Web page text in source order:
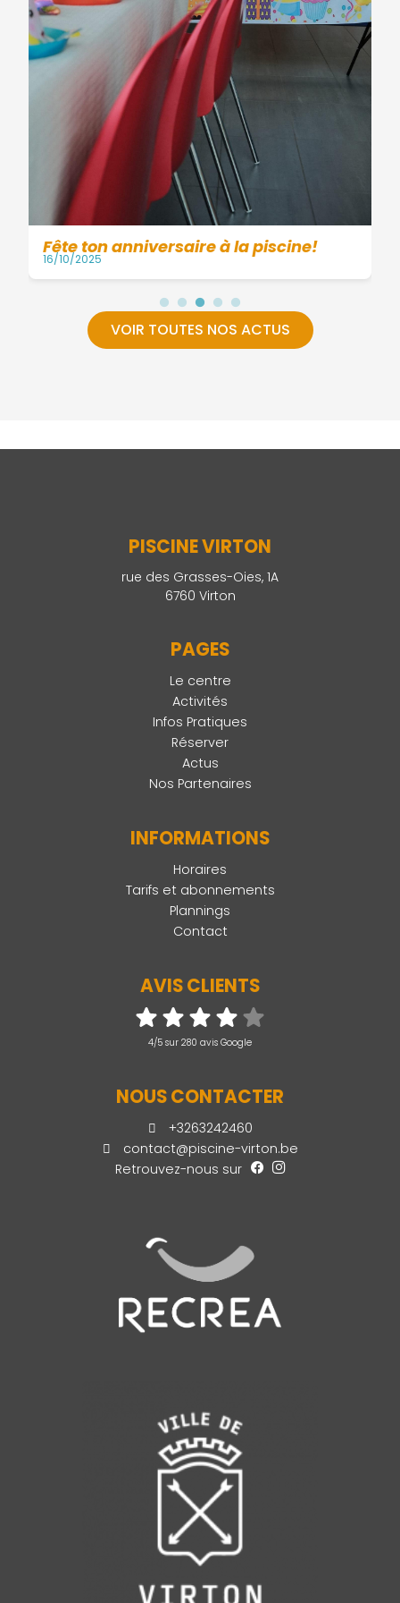
Fête ton anniversaire à la piscine!
16/10/2025
VOIR TOUTES NOS ACTUS
PISCINE VIRTON
rue des Grasses-Oies, 1A
6760 Virton
PAGES
Le centre
Activités
Infos Pratiques
Réserver
Actus
Nos Partenaires
INFORMATIONS
Horaires
Tarifs et abonnements
Plannings
Contact
AVIS CLIENTS
4/5 sur 280 avis Google
NOUS CONTACTER
+3263242460
contact@piscine-virton.be
Retrouvez-nous sur